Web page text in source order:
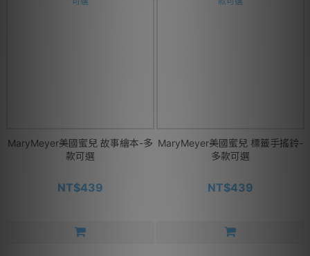
MaryMeyer美國蜜兒 故事繪本-多
款可選
NT$439
MaryMeyer美國蜜兒 標籤手搖鈴-
多款可選
NT$439